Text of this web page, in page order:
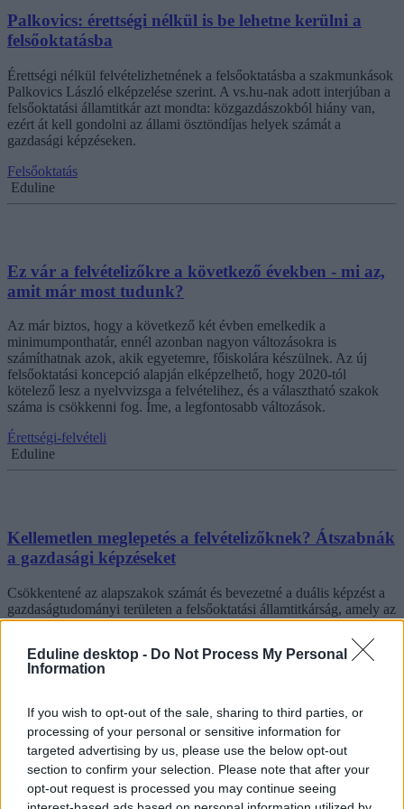
Eduline desktop - Do Not Process My Personal
Information
If you wish to opt-out of the sale, sharing to third parties, or
processing of your personal or sensitive information for
targeted advertising by us, please use the below opt-out
section to confirm your selection. Please note that after your
opt-out request is processed you may continue seeing
Palkovics: érettségi nélkül is be lehetne kerülni a
felsőoktatásba
Érettségi nélkül felvételizhetnének a felsőoktatásba a szakmunkások
Palkovics László elképzelése szerint. A vs.hu-nak adott interjúban a
felsőoktatási államtitkár azt mondta: közgazdászokból hiány van,
ezért át kell gondolni az állami ösztöndíjas helyek számát a
gazdasági képzéseken.
Felsőoktatás
Eduline
Ez vár a felvételizőkre a következő években - mi az,
amit már most tudunk?
Az már biztos, hogy a következő két évben emelkedik a
minimumponthatár, ennél azonban nagyon változásokra is
számíthatnak azok, akik egyetemre, főiskolára készülnek. Az új
felsőoktatási koncepció alapján elképzelhető, hogy 2020-tól
kötelező lesz a nyelvvizsga a felvételihez, és a választható szakok
száma is csökkenni fog. Íme, a legfontosabb változások.
Érettségi-felvételi
Eduline
Kellemetlen meglepetés a felvételizőknek? Átszabnák
a gazdasági képzéseket
Csökkentené az alapszakok számát és bevezetné a duális képzést a
gazdaságtudományi területen a felsőoktatási államtitkárság, amely az
ágazat stratégiatervezetét múlt szerdán hozta nyilvánosságra.
Felsőoktatás
Eduline
A hét hírei: a felsőoktatás átalakításától a felvételiig
Megnéztük, hogyan képzeli el a felsőoktatást a kedden